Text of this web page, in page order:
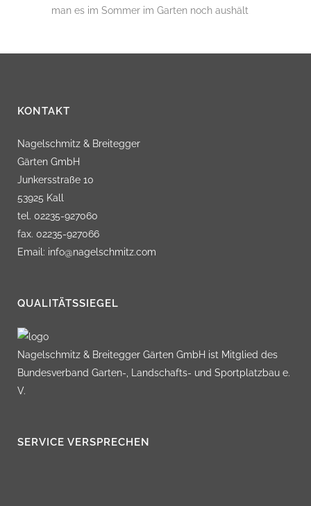
man es im Sommer im Garten noch aushält
KONTAKT
Nagelschmitz & Breitegger
Gärten GmbH
Junkersstraße 10
53925 Kall
tel. 02235-927060
fax. 02235-927066
Email: info@nagelschmitz.com
QUALITÄTSSIEGEL
Nagelschmitz & Breitegger Gärten GmbH ist Mitglied des
Bundesverband Garten-, Landschafts- und Sportplatzbau e.
V.
SERVICE VERSPRECHEN